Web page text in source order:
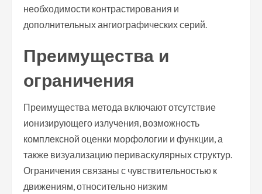
необходимости контрастирования и
дополнительных ангиографических серий.
Преимущества и
ограничения
Преимущества метода включают отсутствие
ионизирующего излучения, возможность
комплексной оценки морфологии и функции, а
также визуализацию периваскулярных структур.
Ограничения связаны с чувствительностью к
движениям, относительно низким